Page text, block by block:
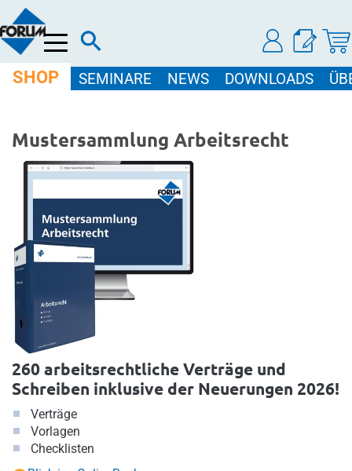
Menü
SHOP SEMINARE NEWS DOWNLOADS
Mustersammlung Arbeitsrecht
260 arbeitsrechtliche Verträge und
Schreiben inklusive der Neuerungen 2026!
Verträge
Vorlagen
Checklisten